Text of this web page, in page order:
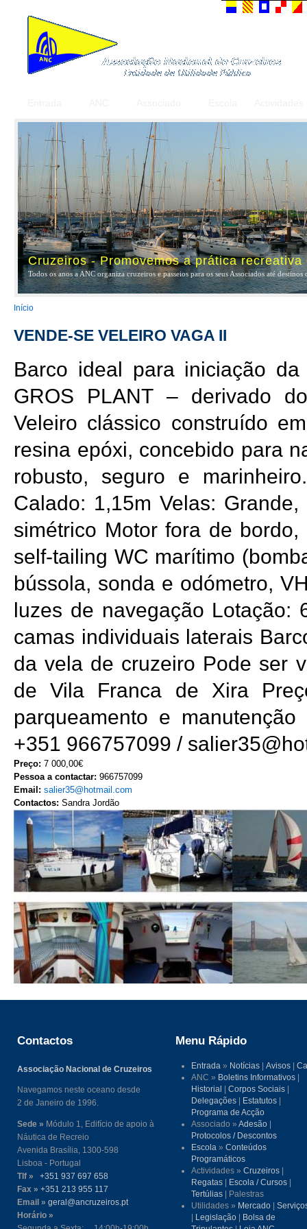
Cruzeiros - Promovemos a prática
Todos os anos a ANC organiza cruzeiros e passeios para os seus Associados até
You are here
Início
VENDE-SE VELEIRO VAGA II
Barco ideal para iniciação
GROS PLANT – derivado
Veleiro clássico construído
resina epóxi, concebido para
robusto, seguro e
Calado: 1,15m Velas:
simétrico Motor fora de
self-tailing WC marítimo
bússola, sonda e odómetro,
luzes de navegação
camas individuais laterais
da vela de cruzeiro Pode ser
de Vila Franca de Xira
parqueamento e
+351 966757099 /
Preço: 7 000,00€
Pessoa a contactar: 966757099
Email: salier35@hotmail.com
Contactos: Sandra Jordão
Contactos
Associação Nacional de Cruzeiros
Navegamos neste oceano desde
2 de Janeiro de 1996.
Sede » Módulo 1, Edifício de apoio à
Náutica de Recreio
Avenida Brasília, 1300-598
Lisboa - Portugal
Tlf »
+351 937 697 658
Fax » +351 213 955 117
Email » geral@ancruzeiros.pt
Horário »
Menu Rápido
Entrada » Notícias |Avisos |
ANC » Boletins Informativos
Historial
|Corpos Sociais
Delegações
Estatutos
Programa de Acção
Associado »Adesão
Protocolos / Descontos
Escola »Conteúdos
Programáticos
Actividades »Cruzeiros
Regatas
Escola / Cursos
Tertúlias | Palestras
Utilidades » Mercado |
Legislação
Bolsa de